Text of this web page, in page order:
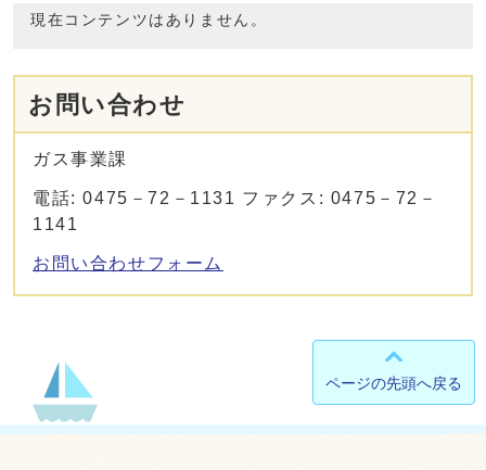
現在コンテンツはありません。
お問い合わせ
ガス事業課
電話: 0475－72－1131 ファクス: 0475－72－
1141
お問い合わせフォーム
ページの先頭へ戻る